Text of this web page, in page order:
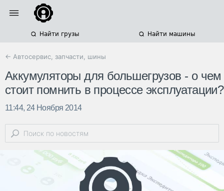
Найти грузы Найти машины
← Автосервис, запчасти, шины
Аккумуляторы для большегрузов - о чем
стоит помнить в процессе эксплуатации?
11:44, 24 Ноября 2014